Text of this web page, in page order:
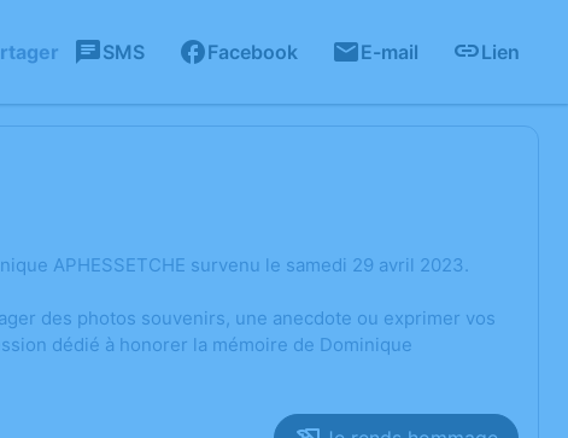
SMS Facebook E-mail Lien
APHESSETCHE survenu le samedi 29 avril 2023.
des photos souvenirs, une anecdote ou exprimer vos
dédié à honorer la mémoire de Dominique